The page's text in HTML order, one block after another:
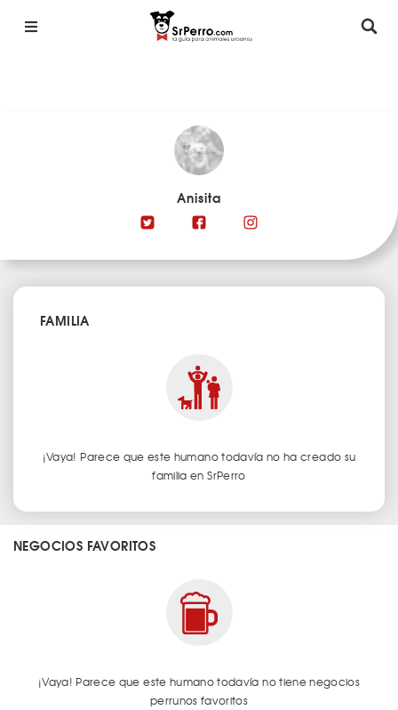
Anisita
FAMILIA
¡Vaya! Parece que este humano todavía no ha creado su
familia en SrPerro
NEGOCIOS FAVORITOS
¡Vaya! Parece que este humano todavía no tiene negocios
perrunos favoritos